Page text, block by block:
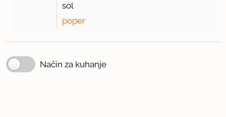
sol
poper
Način za kuhanje